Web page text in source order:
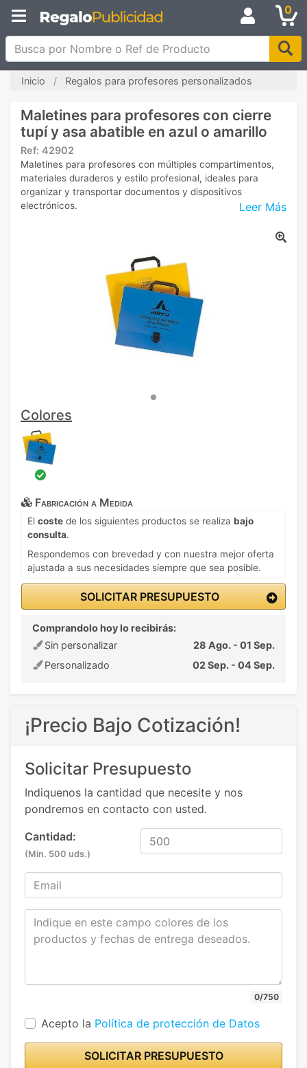
0
Busca por Nombre o Ref de Producto
Inicio Regalos para profesores personalizados
Maletines para profesores con cierre
tupí y asa abatible en azul o amarillo
Ref: 42902
Leer Más
Maletines para profesores con múltiples compartimentos,
materiales duraderos y estilo profesional, ideales para
organizar y transportar documentos y dispositivos
electrónicos.
Colores
Fabricación a Medida
El coste de los siguientes productos se realiza bajo
consulta.
Respondemos con brevedad y con nuestra mejor oferta
ajustada a sus necesidades siempre que sea posible.
SOLICITAR PRESUPUESTO
Comprandolo hoy lo recibirás:
Sin personalizar
28 Ago. - 01 Sep.
Personalizado
02 Sep. - 04 Sep.
¡Precio Bajo Cotización!
Solicitar Presupuesto
Indiquenos la cantidad que necesite y nos
pondremos en contacto con usted.
Cantidad:
(Min. 500 uds.)
0/750
Acepto la Política de protección de Datos
SOLICITAR PRESUPUESTO